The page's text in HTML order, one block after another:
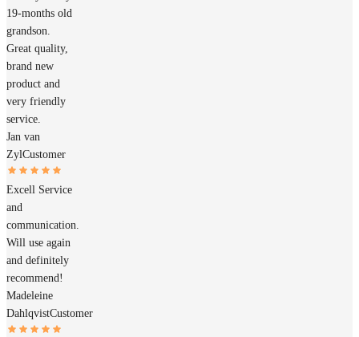
19-months old
grandson.
Great quality,
brand new
product and
very friendly
service.
Jan van
ZylCustomer
Excell Service
and
communication.
Will use again
and definitely
recommend!
Madeleine
DahlqvistCustomer